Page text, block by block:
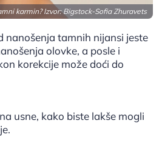
karmin? Izvor: Bigstock-Sofia Zhuravets
nanošenja tamnih nijansi jeste
olovke, a posle i
korekcije može doći do
usne, kako biste lakše mogli